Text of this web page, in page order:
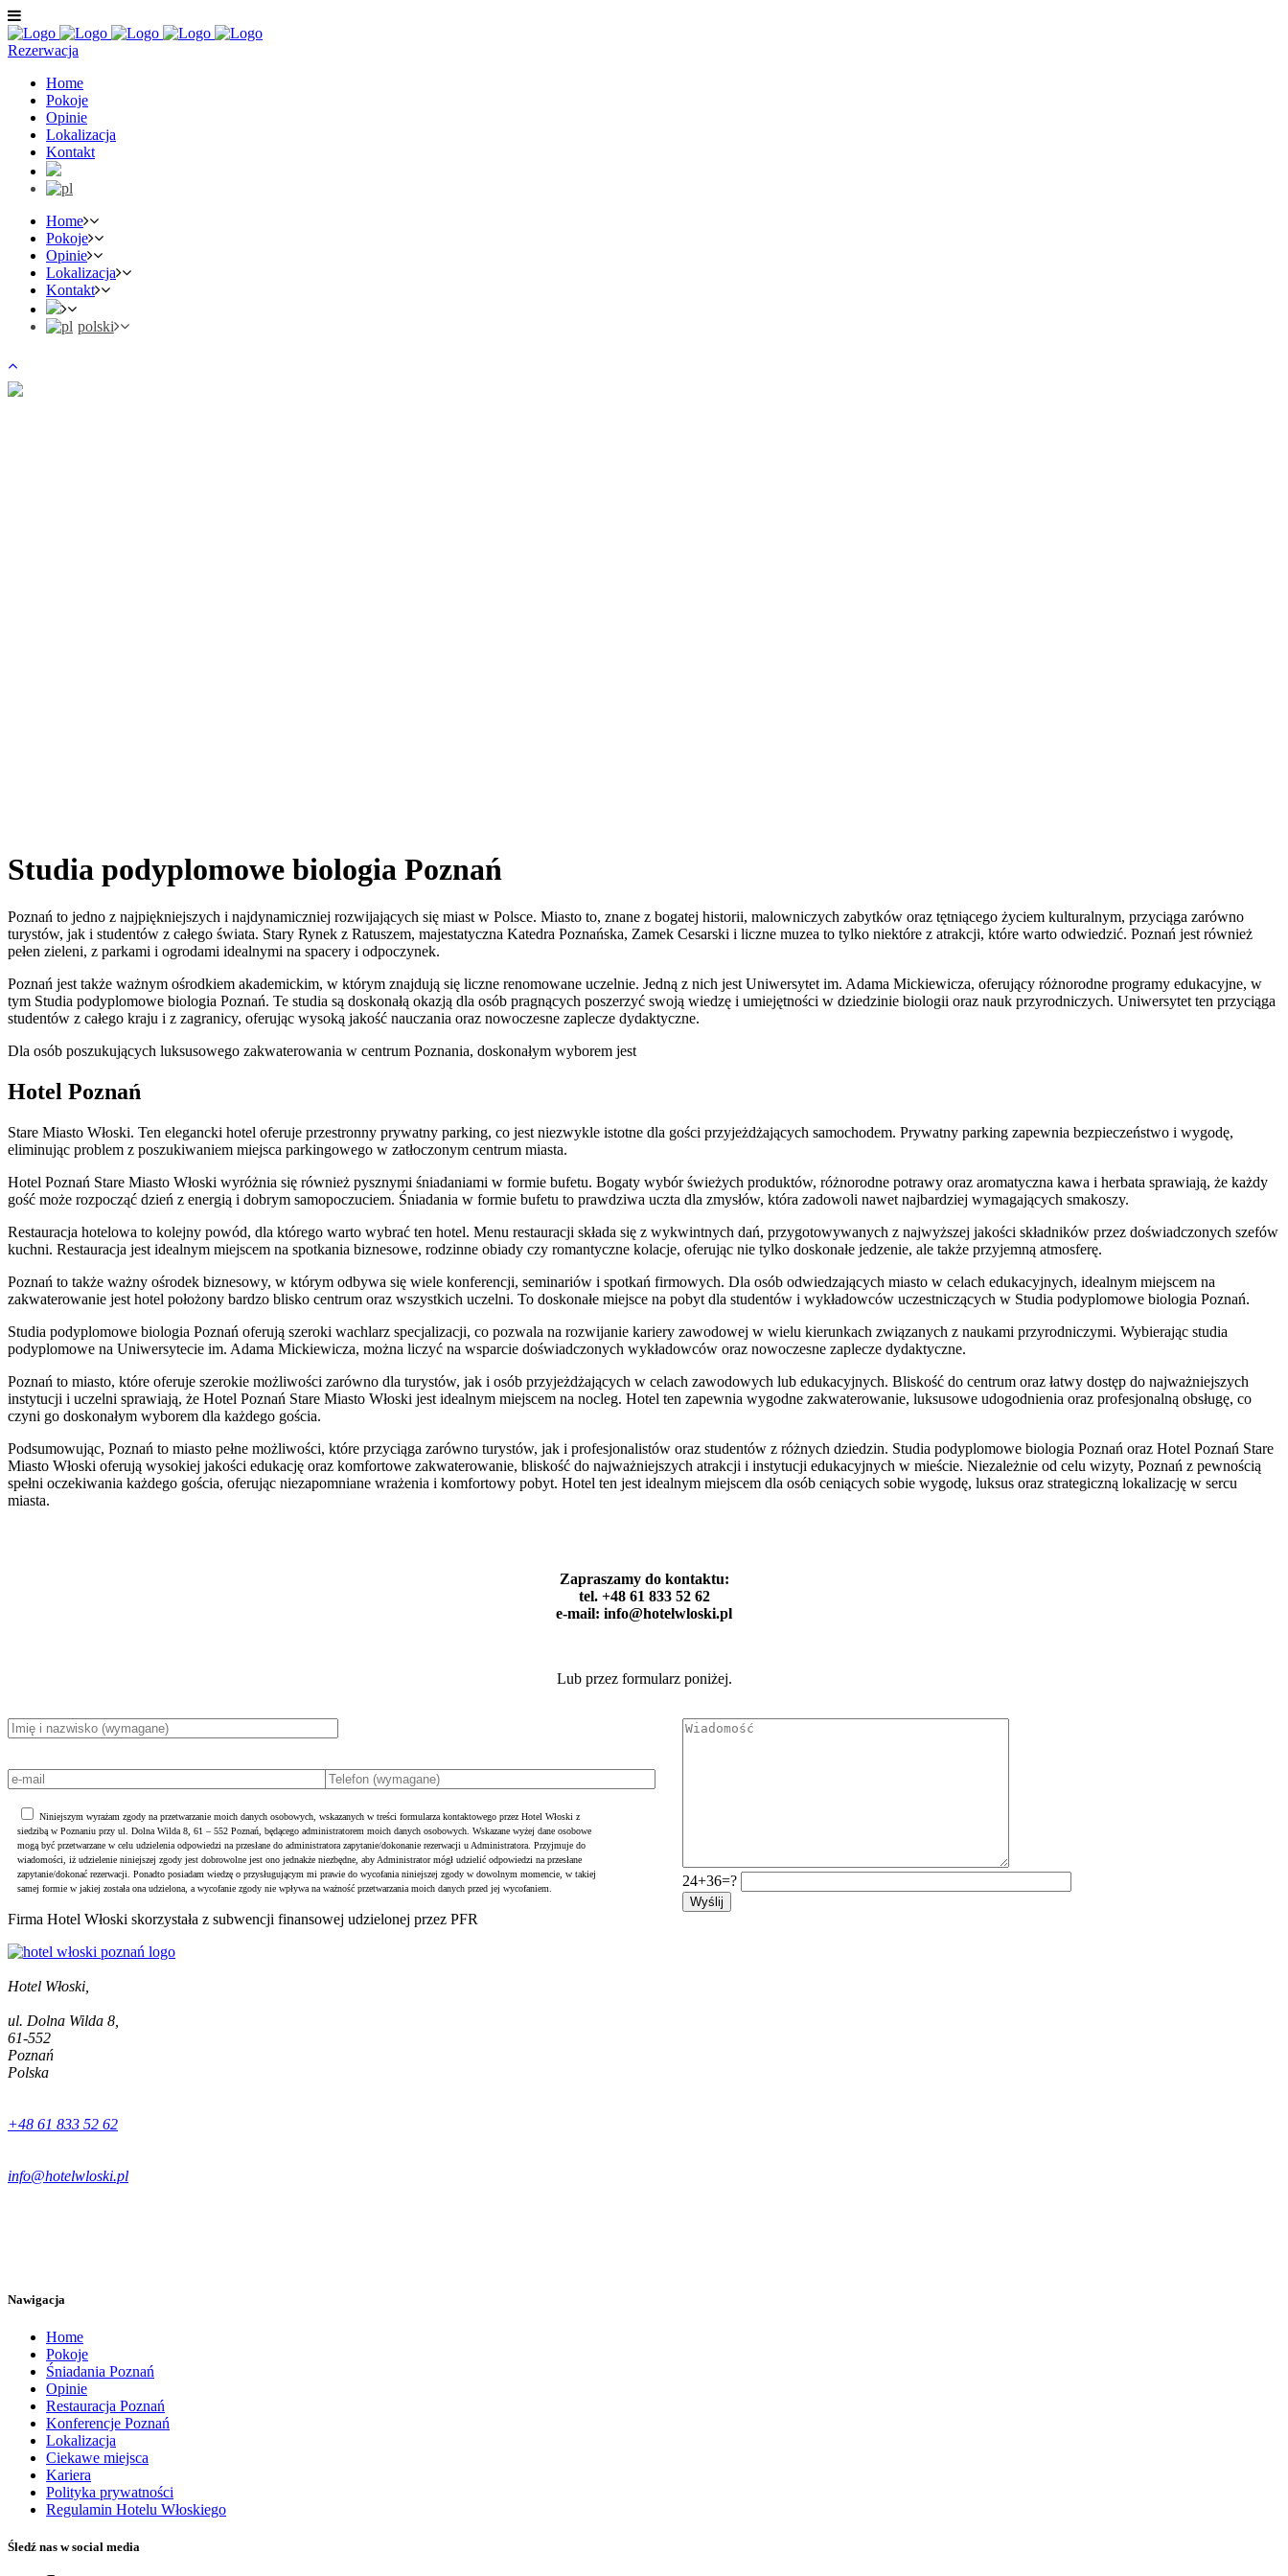
Rezerwacja
Home
Pokoje
Opinie
Lokalizacja
Kontakt
Home
Pokoje
Opinie
Lokalizacja
Kontakt
polski
Studia podyplomowe biologia Poznań
Poznań to jedno z najpiękniejszych i najdynamiczniej rozwijających się miast w Polsce. Miasto to, znane z bogatej historii, malowniczych zabytków oraz tętniącego życiem kulturalnym, przyciąga zarówno
turystów, jak i studentów z całego świata. Stary Rynek z Ratuszem, majestatyczna Katedra Poznańska, Zamek Cesarski i liczne muzea to tylko niektóre z atrakcji, które warto odwiedzić. Poznań jest również
pełen zieleni, z parkami i ogrodami idealnymi na spacery i odpoczynek.
Poznań jest także ważnym ośrodkiem akademickim, w którym znajdują się liczne renomowane uczelnie. Jedną z nich jest Uniwersytet im. Adama Mickiewicza, oferujący różnorodne programy edukacyjne, w
tym Studia podyplomowe biologia Poznań. Te studia są doskonałą okazją dla osób pragnących poszerzyć swoją wiedzę i umiejętności w dziedzinie biologii oraz nauk przyrodniczych. Uniwersytet ten przyciąga
studentów z całego kraju i z zagranicy, oferując wysoką jakość nauczania oraz nowoczesne zaplecze dydaktyczne.
Dla osób poszukujących luksusowego zakwaterowania w centrum Poznania, doskonałym wyborem jest
Hotel Poznań
Stare Miasto Włoski. Ten elegancki hotel oferuje przestronny prywatny parking, co jest niezwykle istotne dla gości przyjeżdżających samochodem. Prywatny parking zapewnia bezpieczeństwo i wygodę,
eliminując problem z poszukiwaniem miejsca parkingowego w zatłoczonym centrum miasta.
Hotel Poznań Stare Miasto Włoski wyróżnia się również pysznymi śniadaniami w formie bufetu. Bogaty wybór świeżych produktów, różnorodne potrawy oraz aromatyczna kawa i herbata sprawiają, że każdy
gość może rozpocząć dzień z energią i dobrym samopoczuciem. Śniadania w formie bufetu to prawdziwa uczta dla zmysłów, która zadowoli nawet najbardziej wymagających smakoszy.
Restauracja hotelowa to kolejny powód, dla którego warto wybrać ten hotel. Menu restauracji składa się z wykwintnych dań, przygotowywanych z najwyższej jakości składników przez doświadczonych szefów
kuchni. Restauracja jest idealnym miejscem na spotkania biznesowe, rodzinne obiady czy romantyczne kolacje, oferując nie tylko doskonałe jedzenie, ale także przyjemną atmosferę.
Poznań to także ważny ośrodek biznesowy, w którym odbywa się wiele konferencji, seminariów i spotkań firmowych. Dla osób odwiedzających miasto w celach edukacyjnych, idealnym miejscem na
zakwaterowanie jest hotel położony bardzo blisko centrum oraz wszystkich uczelni. To doskonałe miejsce na pobyt dla studentów i wykładowców uczestniczących w Studia podyplomowe biologia Poznań.
Studia podyplomowe biologia Poznań oferują szeroki wachlarz specjalizacji, co pozwala na rozwijanie kariery zawodowej w wielu kierunkach związanych z naukami przyrodniczymi. Wybierając studia
podyplomowe na Uniwersytecie im. Adama Mickiewicza, można liczyć na wsparcie doświadczonych wykładowców oraz nowoczesne zaplecze dydaktyczne.
Poznań to miasto, które oferuje szerokie możliwości zarówno dla turystów, jak i osób przyjeżdżających w celach zawodowych lub edukacyjnych. Bliskość do centrum oraz łatwy dostęp do najważniejszych
instytucji i uczelni sprawiają, że Hotel Poznań Stare Miasto Włoski jest idealnym miejscem na nocleg. Hotel ten zapewnia wygodne zakwaterowanie, luksusowe udogodnienia oraz profesjonalną obsługę, co
czyni go doskonałym wyborem dla każdego gościa.
Podsumowując, Poznań to miasto pełne możliwości, które przyciąga zarówno turystów, jak i profesjonalistów oraz studentów z różnych dziedzin. Studia podyplomowe biologia Poznań oraz Hotel Poznań Stare
Miasto Włoski oferują wysokiej jakości edukację oraz komfortowe zakwaterowanie, bliskość do najważniejszych atrakcji i instytucji edukacyjnych w mieście. Niezależnie od celu wizyty, Poznań z pewnością
spełni oczekiwania każdego gościa, oferując niezapomniane wrażenia i komfortowy pobyt. Hotel ten jest idealnym miejscem dla osób ceniących sobie wygodę, luksus oraz strategiczną lokalizację w sercu
miasta.
Zapraszamy do kontaktu:
tel. +48 61 833 52 62
e-mail: info@hotelwloski.pl
Lub przez formularz poniżej.
Niniejszym wyrażam zgody na przetwarzanie moich danych osobowych, wskazanych w treści formularza kontaktowego przez Hotel Włoski z
siedzibą w Poznaniu przy ul. Dolna Wilda 8, 61 – 552 Poznań, będącego administratorem moich danych osobowych. Wskazane wyżej dane osobowe
mogą być przetwarzane w celu udzielenia odpowiedzi na przesłane do administratora zapytanie/dokonanie rezerwacji u Administratora. Przyjmuje do
wiadomości, iż udzielenie niniejszej zgody jest dobrowolne jest ono jednakże niezbędne, aby Administrator mógł udzielić odpowiedzi na przesłane
zapytanie/dokonać rezerwacji. Ponadto posiadam wiedzę o przysługującym mi prawie do wycofania niniejszej zgody w dowolnym momencie, w takiej
samej formie w jakiej została ona udzielona, a wycofanie zgody nie wpływa na ważność przetwarzania moich danych przed jej wycofaniem.
Firma Hotel Włoski skorzystała z subwencji finansowej udzielonej przez PFR
24+36=?
Hotel Włoski,
ul. Dolna Wilda 8,
61-552
Poznań
Polska
+48 61 833 52 62
info@hotelwloski.pl
Nawigacja
Home
Pokoje
Śniadania Poznań
Opinie
Restauracja Poznań
Konferencje Poznań
Lokalizacja
Ciekawe miejsca
Kariera
Polityka prywatności
Regulamin Hotelu Włoskiego
Śledź nas w social media